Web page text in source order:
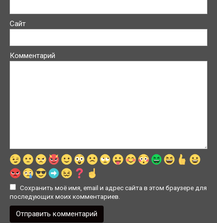
Сайт
Комментарий
Сохранить моё имя, email и адрес сайта в этом браузере для
последующих моих комментариев.